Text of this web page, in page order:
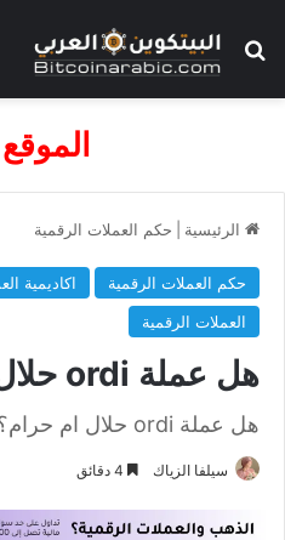
بحث عن
الرئيسية حكم العملات الرقمية
حكم العملات الرقمية
اكاديمية
العملات الرقمية
هل عملة ordi حلال ام حرام؟
هل عملة ordi حلال ام حرام؟ كل ما تحتاج معرفته
سيلفا الزياك